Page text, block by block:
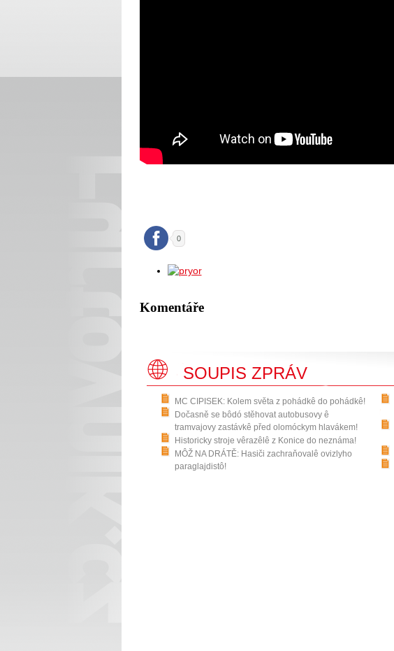
0
Komentáře
SOUPIS ZPRÁV
MC CIPISEK: Kolem světa z pohádkê do pohádkê!
Dočasně se bôdó stěhovat autobusovy ê
tramvajovy zastávkê před olomóckym hlavákem!
Historicky stroje vêrazêlê z Konice do neznáma!
MÔŽ NA DRÁTĚ: Hasiči zachraňovalê ovizlyho
paraglajdistô!